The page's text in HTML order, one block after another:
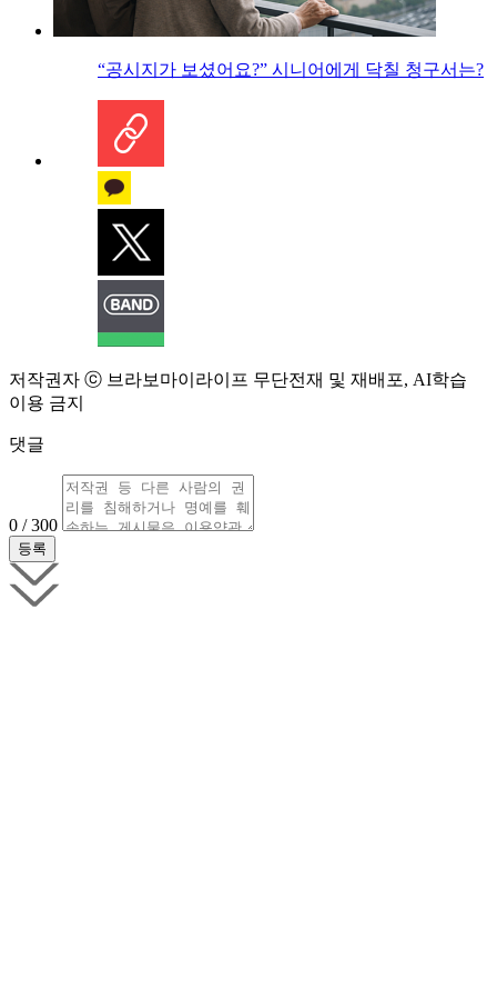
“공시지가 보셨어요?” 시니어에게 닥칠 청구서는?
저작권자 ⓒ 브라보마이라이프 무단전재 및 재배포, AI학습
이용 금지
댓글
0 / 300